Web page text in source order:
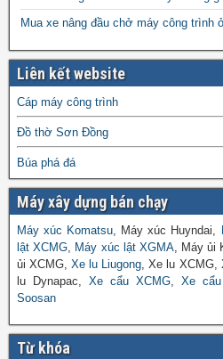
Mua xe nâng đầu chở máy công trình
Liên kết website
Cáp máy công trình
Đồ thờ Sơn Đồng
Búa phá đá
Máy xây dựng bán chạy
Máy xúc Komatsu , Máy xúc Huyndai,
lật XCMG
Máy xúc lật XGMA, Máy ủi
ủi XCMG,Xe lu Liugong , Xe lu
lu Dynapac, Xe cẩu XCMG Xe
Soosan
Từ khóa